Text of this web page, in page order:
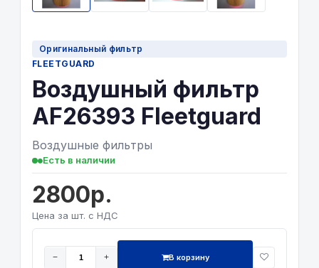
Оригинальный фильтр
FLEETGUARD
Воздушный фильтр
AF26393 Fleetguard
Воздушные фильтры
Есть в наличии
2800р.
Цена за шт. с НДС
− + В корзину